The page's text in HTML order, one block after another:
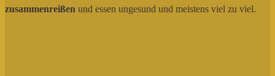
zusammenreißen und essen ungesund und meistens viel zu viel.